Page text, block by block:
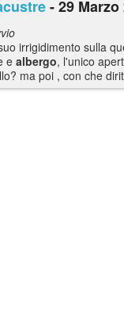
- 29 Marzo
irrigidimento sulla
e albergo, l'unico
ma poi , con che